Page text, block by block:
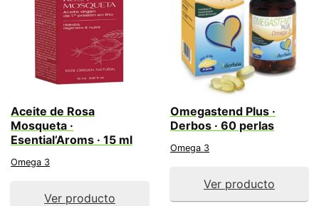
Aceite de Rosa
Mosqueta ·
Esential’Aroms · 15 ml
Omega 3
Ver producto
Omegastend Plus ·
Derbos · 60 perlas
Omega 3
Ver producto